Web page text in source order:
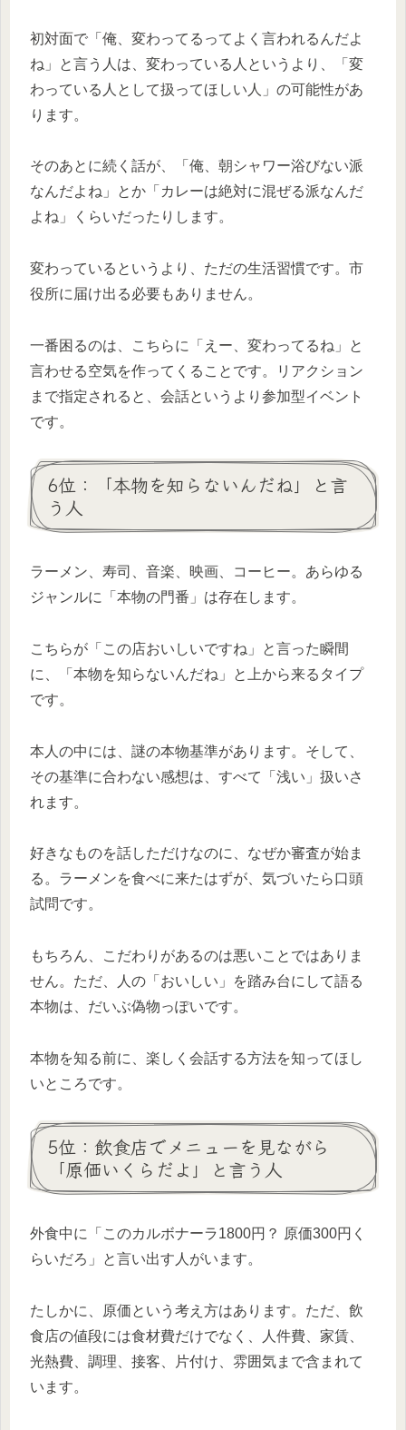
初対面で「俺、変わってるってよく言われるんだよ
ね」と言う人は、変わっている人というより、「変
わっている人として扱ってほしい人」の可能性があ
ります。
そのあとに続く話が、「俺、朝シャワー浴びない派
なんだよね」とか「カレーは絶対に混ぜる派なんだ
よね」くらいだったりします。
変わっているというより、ただの生活習慣です。市
役所に届け出る必要もありません。
一番困るのは、こちらに「えー、変わってるね」と
言わせる空気を作ってくることです。リアクション
まで指定されると、会話というより参加型イベント
です。
6位：「本物を知らないんだね」と言
う人
ラーメン、寿司、音楽、映画、コーヒー。あらゆる
ジャンルに「本物の門番」は存在します。
こちらが「この店おいしいですね」と言った瞬間
に、「本物を知らないんだね」と上から来るタイプ
です。
本人の中には、謎の本物基準があります。そして、
その基準に合わない感想は、すべて「浅い」扱いさ
れます。
好きなものを話しただけなのに、なぜか審査が始ま
る。ラーメンを食べに来たはずが、気づいたら口頭
試問です。
もちろん、こだわりがあるのは悪いことではありま
せん。ただ、人の「おいしい」を踏み台にして語る
本物は、だいぶ偽物っぽいです。
本物を知る前に、楽しく会話する方法を知ってほし
いところです。
5位：飲食店でメニューを見ながら
「原価いくらだよ」と言う人
外食中に「このカルボナーラ1800円？ 原価300円く
らいだろ」と言い出す人がいます。
たしかに、原価という考え方はあります。ただ、飲
食店の値段には食材費だけでなく、人件費、家賃、
光熱費、調理、接客、片付け、雰囲気まで含まれて
います。